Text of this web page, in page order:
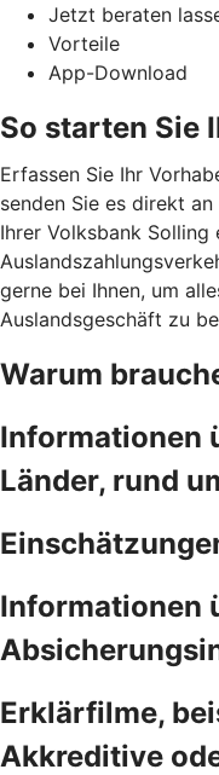
Jetzt beraten
Vorteile
App-Download
So starten Sie
Erfassen Sie Ihr
senden Sie es direkt
Ihrer Volksbank
gerne bei Ihnen, um
Auslandsgeschäft zu
Warum
Informationen
Länder, rund
Informationen
Erklärfilme,
Akkreditive